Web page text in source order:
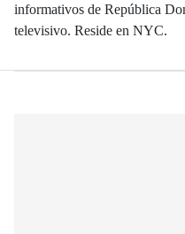
informativos de República
televisivo. Reside en NYC.